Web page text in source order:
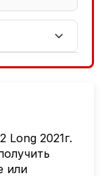
Long 2021г.
или